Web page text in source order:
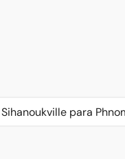
Sihanoukville para